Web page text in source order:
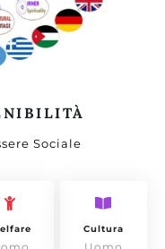
Sociale
Cultura